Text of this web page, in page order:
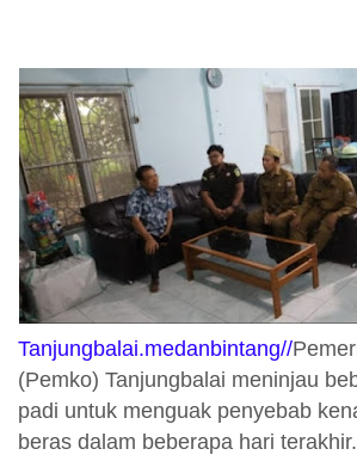
Tanjungbalai.medanbintang//
(Pemko) Tanjungbalai meninjau
padi untuk menguak penyebab
beras dalam beberapa hari terakhir.